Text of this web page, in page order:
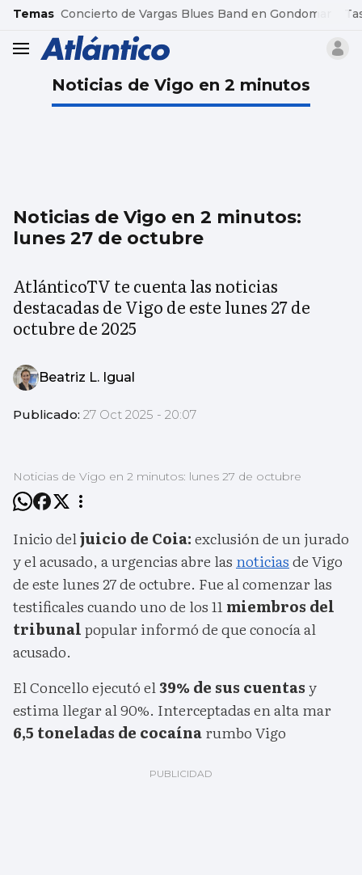
common.go-to-content
Temas Concierto de Vargas Blues Band en Gondomar
header.menu.open
Noticias de Vigo en 2 minutos
Noticias de Vigo en 2 minutos:
lunes 27 de octubre
AtlánticoTV te cuenta las noticias
destacadas de Vigo de este lunes 27 de
octubre de 2025
Beatriz L. Igual
Publicado: 27 Oct 2025 - 20:07
Noticias de Vigo en 2 minutos: lunes 27 de octubre
Inicio deljuicio de Coia:exclusión de un jurado
y el acusado, a urgencias abre las noticiasde Vigo
de este lunes 27 de octubre. Fue al comenzar las
testificales cuando uno de los 11miembros del
tribunalpopular informó de que conocía al
acusado.
El Concello ejecutó el39% de sus cuentasy
estima llegar al 90%. Interceptadas en alta mar
6,5 toneladas de cocaínarumbo Vigo